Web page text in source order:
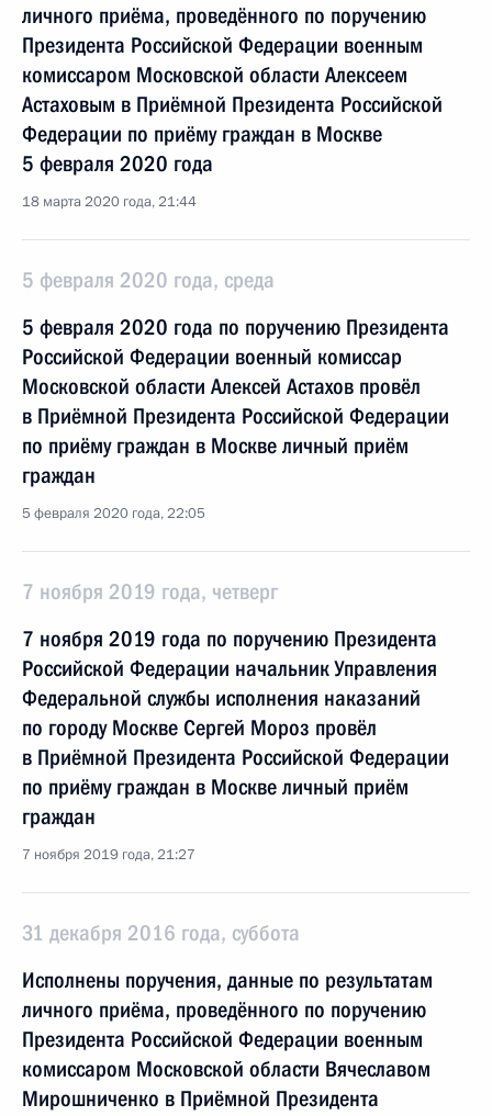
личного приёма, проведённого по поручению
Президента Российской Федерации военным
комиссаром Московской области Алексеем
Астаховым в Приёмной Президента Российской
Федерации по приёму граждан в Москве
5 февраля 2020 года
18 марта 2020 года, 21:44
5 февраля 2020 года, среда
5 февраля 2020 года по поручению Президента
Российской Федерации военный комиссар
Московской области Алексей Астахов провёл
в Приёмной Президента Российской Федерации
по приёму граждан в Москве личный приём
граждан
5 февраля 2020 года, 22:05
7 ноября 2019 года, четверг
7 ноября 2019 года по поручению Президента
Российской Федерации начальник Управления
Федеральной службы исполнения наказаний
по городу Москве Сергей Мороз провёл
в Приёмной Президента Российской Федерации
по приёму граждан в Москве личный приём
граждан
7 ноября 2019 года, 21:27
31 декабря 2016 года, суббота
Исполнены поручения, данные по результатам
личного приёма, проведённого по поручению
Президента Российской Федерации военным
комиссаром Московской области Вячеславом
Мирошниченко в Приёмной Президента